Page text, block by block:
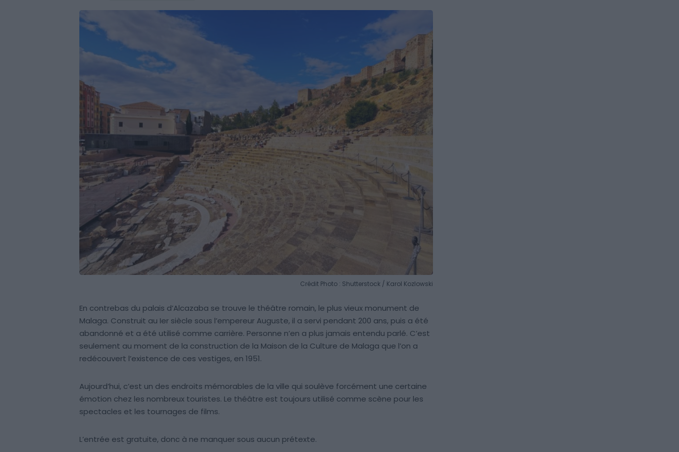
Crédit Photo : Shutterstock / Karol Kozlowski
En contrebas du palais d’Alcazaba se trouve le théâtre romain, le plus vieux monument de
Malaga. Construit au Ier siècle sous l’empereur Auguste, il a servi pendant 200 ans, puis a été
abandonné et a été utilisé comme carrière. Personne n’en a plus jamais entendu parlé. C’est
seulement au moment de la construction de la Maison de la Culture de Malaga que l’on a
redécouvert l’existence de ces vestiges, en 1951.
Aujourd’hui, c’est un des endroits mémorables de la ville qui soulève forcément une certaine
émotion chez les nombreux touristes. Le théâtre est toujours utilisé comme scène pour les
spectacles et les tournages de films.
L’entrée est gratuite, donc à ne manquer sous aucun prétexte.